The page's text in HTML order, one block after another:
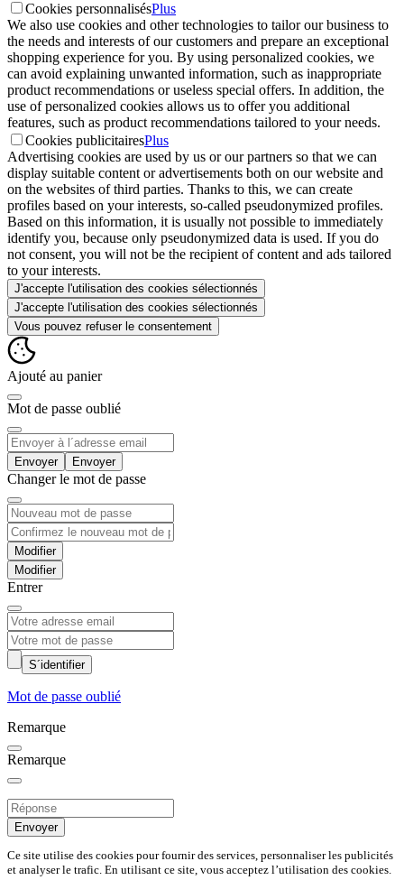
Cookies personnalisésPlus
We also use cookies and other technologies to tailor our business to
the needs and interests of our customers and prepare an exceptional
shopping experience for you. By using personalized cookies, we
can avoid explaining unwanted information, such as inappropriate
product recommendations or useless special offers. In addition, the
use of personalized cookies allows us to offer you additional
features, such as product recommendations tailored to your needs.
Cookies publicitairesPlus
Advertising cookies are used by us or our partners so that we can
display suitable content or advertisements both on our website and
on the websites of third parties. Thanks to this, we can create
profiles based on your interests, so-called pseudonymized profiles.
Based on this information, it is usually not possible to immediately
identify you, because only pseudonymized data is used. If you do
not consent, you will not be the recipient of content and ads tailored
to your interests.
J'accepte l'utilisation des cookies sélectionnés
J'accepte l'utilisation des cookies sélectionnés
Vous pouvez refuser le consentement
Ajouté au panier
Mot de passe oublié
Envoyer
Changer le mot de passe
Modifier
Entrer
S´identifier
Mot de passe oublié
Remarque
Remarque
Envoyer
Ce site utilise des cookies pour fournir des services, personnaliser les publicités
et analyser le trafic. En utilisant ce site, vous acceptez l’utilisation des cookies.